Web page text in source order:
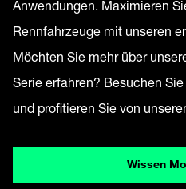
Anwendungen. Maximieren
Rennfahrzeuge mit unseren
Möchten Sie mehr über
Serie erfahren? Besuchen
und profitieren Sie von
Wissen